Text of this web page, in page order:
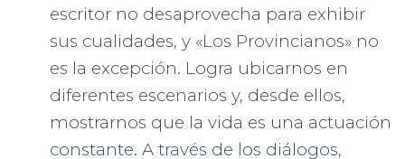
escritor no desaprovecha para exhibir
sus cualidades, y «Los Provincianos» no
es la excepción. Logra ubicarnos en
diferentes escenarios y, desde ellos,
mostrarnos que la vida es una actuación
constante. A través de los diálogos,